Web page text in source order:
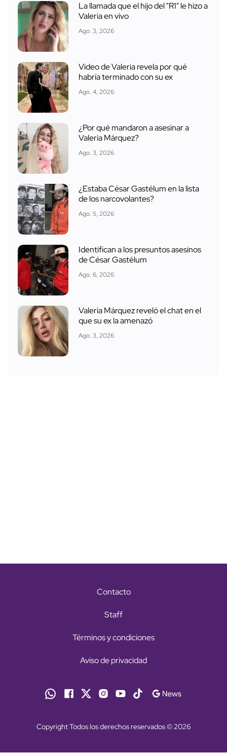
La llamada que el hijo del "R1" le hizo a
Valeria en vivo
Ago. 3, 2026
Video de Valeria revela por qué
habría terminado con su ex
Ago. 4, 2026
¿Por qué mandaron a asesinar a
Valeria Márquez?
Ago. 3, 2026
¿Estaba César Gastélum en la lista
de los narcovolantes?
Ago. 5, 2026
Identifican a los presuntos asesinos
de César Gastélum
Ago. 6, 2026
Valeria Márquez reveló el chat en el
que su ex la amenazó
Ago. 3, 2026
Contacto
Staff
Términos y condiciones
Aviso de privacidad
Copyright Todos los derechos reservados © 2026